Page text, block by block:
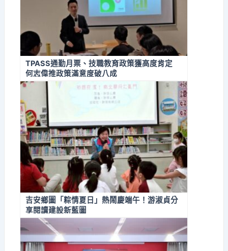
TPASS通勤月票、技職教育政策獲高度肯定
何志偉推政策滿意度破八成
吉安鄉圖「粽情夏日」熱鬧慶端午！游淑貞分
享閱讀建設新藍圖